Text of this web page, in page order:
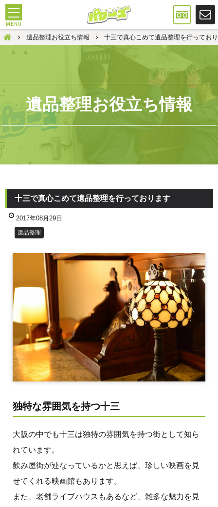
遺品整理は大阪のパワーズ
遺品整理お役立ち情報 十三で真心こめて遺品整理を行ってお
遺品整理お役立ち情報
十三で真心こめて遺品整理を行っております
2017年08月29日
遺品整理
独特な雰囲気を持つ十三
大阪の中でも十三は独特の雰囲気を持つ街として知ら
れています。
飲み屋街が連なっているかと思えば、珍しい映画を見
せてくれる映画館もあります。
また、老舗ライブハウスもあるなど、雑多な魅力を見